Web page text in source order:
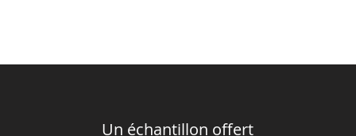
Un échantillon offert